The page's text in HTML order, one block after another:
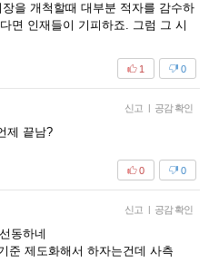
을 개척할때 대부분 적자를 감수하
면 인재들이 기피하죠. 그럼 그 시
0
1
신고 | 공감 확인
제 끝남?
0
0
신고 | 공감 확인
동하네
준 제도화해서 하자는건데 사측